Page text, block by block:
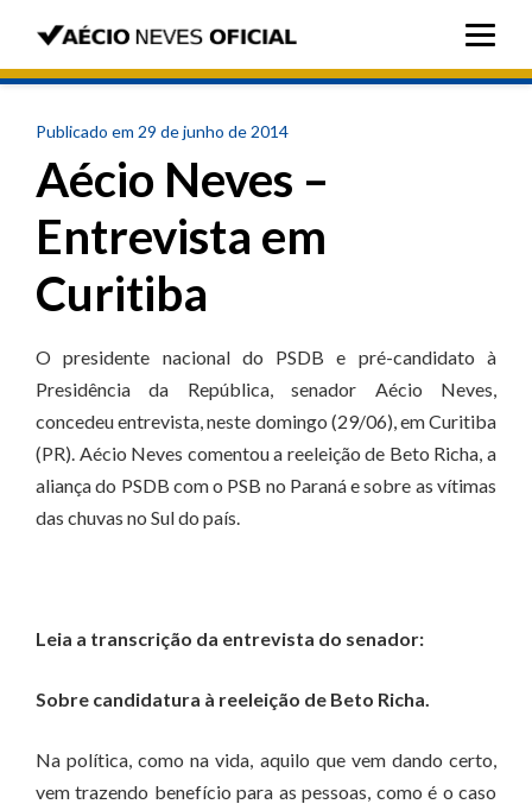
Publicado em 29 de junho de 2014
Aécio Neves –
Entrevista em
Curitiba
O presidente nacional do PSDB e pré-candidato à
Presidência da República, senador Aécio Neves,
concedeu entrevista, neste domingo (29/06), em Curitiba
(PR). Aécio Neves comentou a reeleição de Beto Richa, a
aliança do PSDB com o PSB no Paraná e sobre as vítimas
das chuvas no Sul do país.
Leia a transcrição da entrevista do senador:
Sobre candidatura à reeleição de Beto Richa.
Na política, como na vida, aquilo que vem dando certo,
vem trazendo benefício para as pessoas, como é o caso